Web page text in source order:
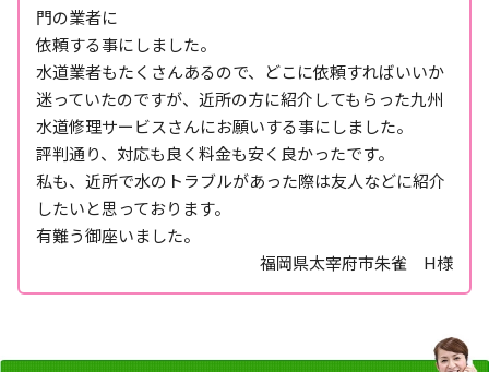
門の業者に
依頼する事にしました。
水道業者もたくさんあるので、どこに依頼すればいいか
迷っていたのですが、近所の方に紹介してもらった九州
水道修理サービスさんにお願いする事にしました。
評判通り、対応も良く料金も安く良かったです。
私も、近所で水のトラブルがあった際は友人などに紹介
したいと思っております。
有難う御座いました。
福岡県太宰府市朱雀 H様